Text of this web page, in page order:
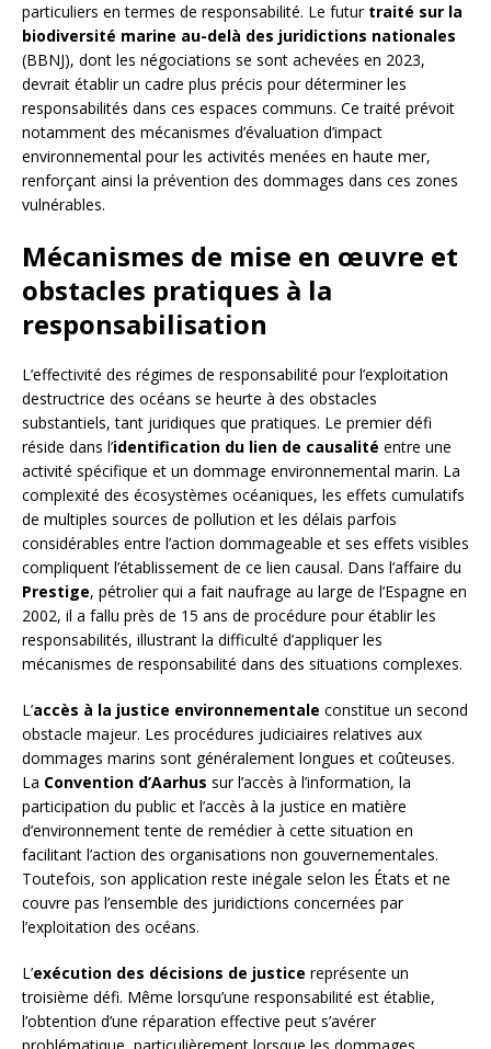
particuliers en termes de responsabilité. Le futur traité sur la
biodiversité marine au-delà des juridictions nationales
(BBNJ), dont les négociations se sont achevées en 2023,
devrait établir un cadre plus précis pour déterminer les
responsabilités dans ces espaces communs. Ce traité prévoit
notamment des mécanismes d’évaluation d’impact
environnemental pour les activités menées en haute mer,
renforçant ainsi la prévention des dommages dans ces zones
vulnérables.
Mécanismes de mise en œuvre et
obstacles pratiques à la
responsabilisation
L’effectivité des régimes de responsabilité pour l’exploitation
destructrice des océans se heurte à des obstacles
substantiels, tant juridiques que pratiques. Le premier défi
réside dans l’identification du lien de causalité entre une
activité spécifique et un dommage environnemental marin. La
complexité des écosystèmes océaniques, les effets cumulatifs
de multiples sources de pollution et les délais parfois
considérables entre l’action dommageable et ses effets visibles
compliquent l’établissement de ce lien causal. Dans l’affaire du
Prestige, pétrolier qui a fait naufrage au large de l’Espagne en
2002, il a fallu près de 15 ans de procédure pour établir les
responsabilités, illustrant la difficulté d’appliquer les
mécanismes de responsabilité dans des situations complexes.
L’accès à la justice environnementale constitue un second
obstacle majeur. Les procédures judiciaires relatives aux
dommages marins sont généralement longues et coûteuses.
La Convention d’Aarhus sur l’accès à l’information, la
participation du public et l’accès à la justice en matière
d’environnement tente de remédier à cette situation en
facilitant l’action des organisations non gouvernementales.
Toutefois, son application reste inégale selon les États et ne
couvre pas l’ensemble des juridictions concernées par
l’exploitation des océans.
L’exécution des décisions de justice représente un
troisième défi. Même lorsqu’une responsabilité est établie,
l’obtention d’une réparation effective peut s’avérer